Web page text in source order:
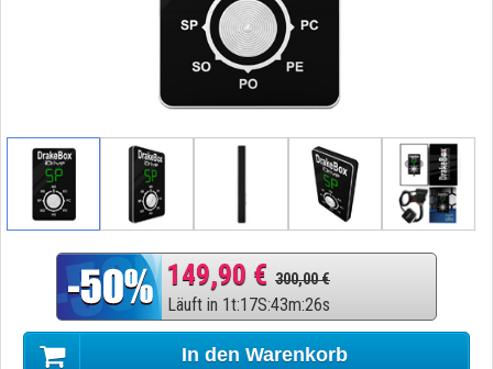
149,90 € 300,00 €
Läuft in 1t:17S:43m:25s
In den Warenkorb